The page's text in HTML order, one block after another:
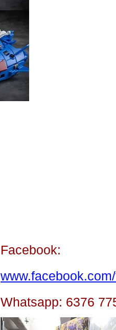
Facebook:
Whatsapp: 6376